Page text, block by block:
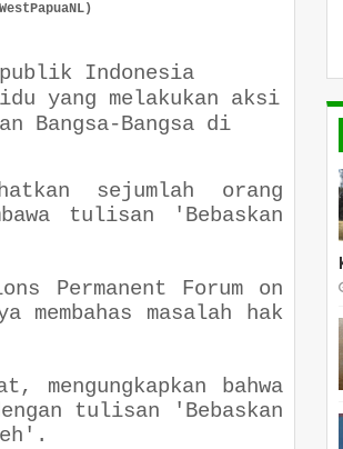
Indonesia
yang melakukan aksi
Bangsa-Bangsa di
sejumlah orang
tulisan 'Bebaskan
Permanent Forum on
masalah hak
bahwa
tulisan 'Bebaskan